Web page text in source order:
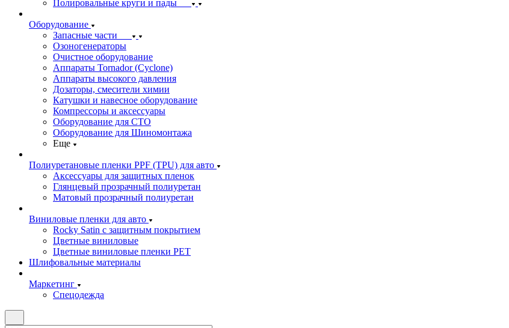
Полировальные круги и пады
Оборудование
Запасные части
Озоногенераторы
Очистное оборудование
Аппараты Tornador (Cyclone)
Аппараты высокого давления
Дозаторы, смесители химии
Катушки и навесное оборудование
Компрессоры и аксессуары
Оборудование для СТО
Оборудование для Шиномонтажа
Еще
Полиуретановые пленки PPF (TPU) для авто
Аксессуары для защитных пленок
Глянцевый прозрачный полиуретан
Матовый прозрачный полиуретан
Виниловые пленки для авто
Rocky Satin с защитным покрытием
Цветные виниловые
Цветные виниловые пленки PET
Шлифовальные материалы
Маркетинг
Спецодежда